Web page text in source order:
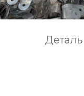
Деталь